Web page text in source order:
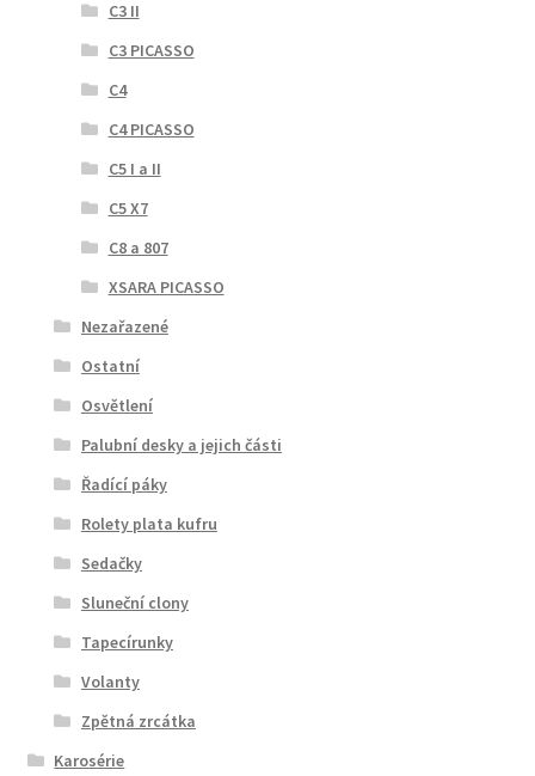
C3 II
C3 PICASSO
C4
C4 PICASSO
C5 I a II
C5 X7
C8 a 807
XSARA PICASSO
Nezařazené
Ostatní
Osvětlení
Palubní desky a jejich části
Řadící páky
Rolety plata kufru
Sedačky
Sluneční clony
Tapecírunky
Volanty
Zpětná zrcátka
Karosérie